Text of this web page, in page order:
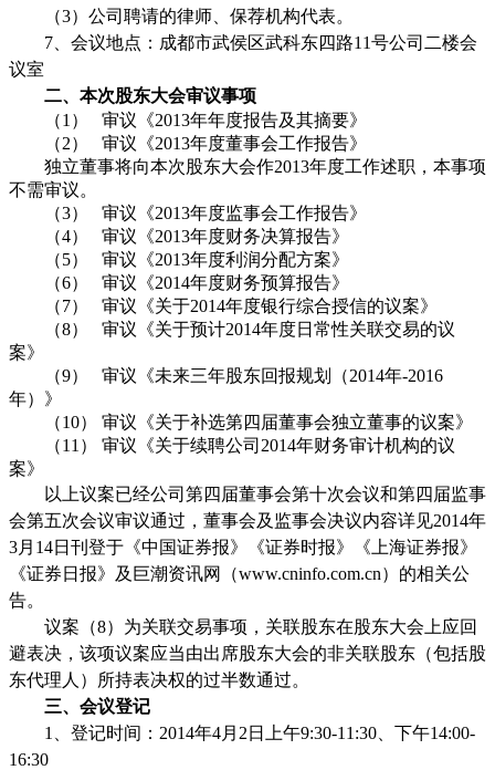
（3）公司聘请的律师、保荐机构代表。
7、会议地点：成都市武侯区武科东四路11号公司二楼会
议室
二、本次股东大会审议事项
（1） 审议《2013年年度报告及其摘要》
（2） 审议《2013年度董事会工作报告》
独立董事将向本次股东大会作2013年度工作述职，本事项
不需审议。
（3） 审议《2013年度监事会工作报告》
（4） 审议《2013年度财务决算报告》
（5） 审议《2013年度利润分配方案》
（6） 审议《2014年度财务预算报告》
（7） 审议《关于2014年度银行综合授信的议案》
（8） 审议《关于预计2014年度日常性关联交易的议
案》
（9） 审议《未来三年股东回报规划（2014年-2016
年）》
（10）
审议《关于补选第四届董事会独立董事的议案》
（11） 审议《关于续聘公司 2014年财务审计机构的议
案》
以上议案已经公司第四届董事会第十次会议和第四届监事
会第五次会议审议通过，董事会及监事会决议内容详见2014年
3月 14日刊登于《中国证券报》《证券时报》《上海证券报》
《证券日报》及巨潮资讯网（www.cninfo.com.cn）的相关公
告。
议案（8）为关联交易事项，关联股东在股东大会上应回
避表决，该项议案应当由出席股东大会的非关联股东（包括股
东代理人）所持表决权的过半数通过。
三、会议登记
1、登记时间： 2014年4月 2日上午9:30-11:30、下午14:00-
16:30